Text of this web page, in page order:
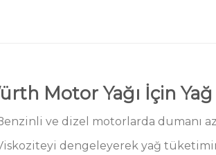
Motor Yağı İçin
ve dizel motorlarda dumanı
dengeleyerek yağ